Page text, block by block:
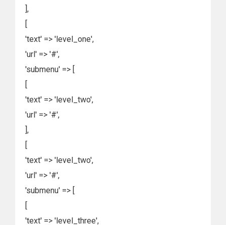
],
[
'text' => 'level_one',
'url' => '#',
'submenu' => [
[
'text' => 'level_two',
'url' => '#',
],
[
'text' => 'level_two',
'url' => '#',
'submenu' => [
[
'text' => 'level_three',